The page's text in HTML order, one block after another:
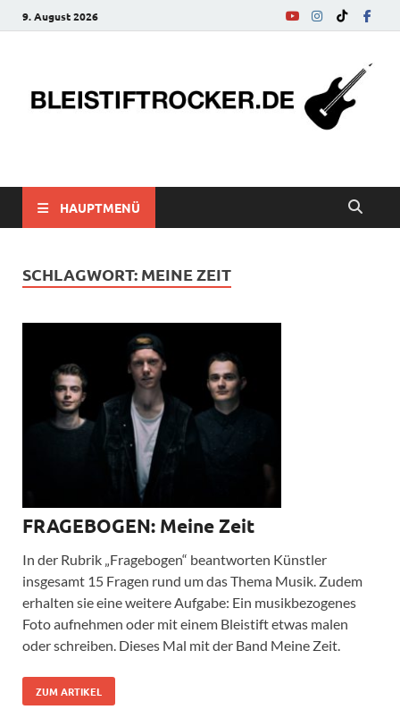
9. August 2026
bleistiftrocker.de
HAUPTMENÜ
SCHLAGWORT: MEINE ZEIT
FRAGEBOGEN: Meine Zeit
In der Rubrik „Fragebogen“ beantworten Künstler
insgesamt 15 Fragen rund um das Thema Musik. Zudem
erhalten sie eine weitere Aufgabe: Ein musikbezogenes
Foto aufnehmen oder mit einem Bleistift etwas malen
oder schreiben. Dieses Mal mit der Band Meine Zeit.
ZUM ARTIKEL